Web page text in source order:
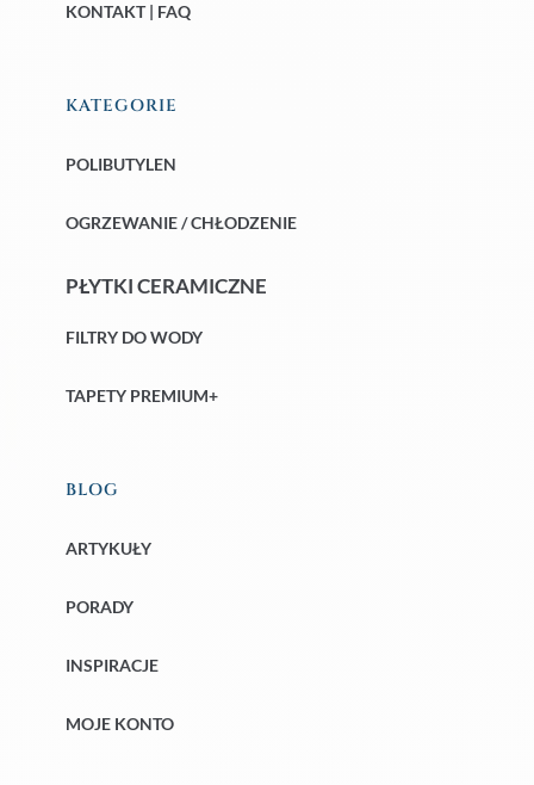
KONTAKT | FAQ
KATEGORIE
POLIBUTYLEN
OGRZEWANIE / CHŁODZENIE
PŁYTKI CERAMICZNE
FILTRY DO WODY
TAPETY PREMIUM+
BLOG
ARTYKUŁY
PORADY
INSPIRACJE
MOJE KONTO